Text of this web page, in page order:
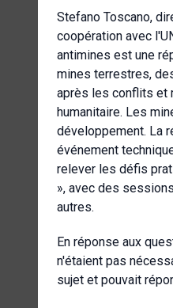
Stefano Toscano,
coopération avec
antimines est une
mines terrestres,
après les conflits et
humanitaire. Les
développement. La
événement
relever les défis
», avec des
autres.
En réponse aux
n'étaient pas
sujet et pouvait